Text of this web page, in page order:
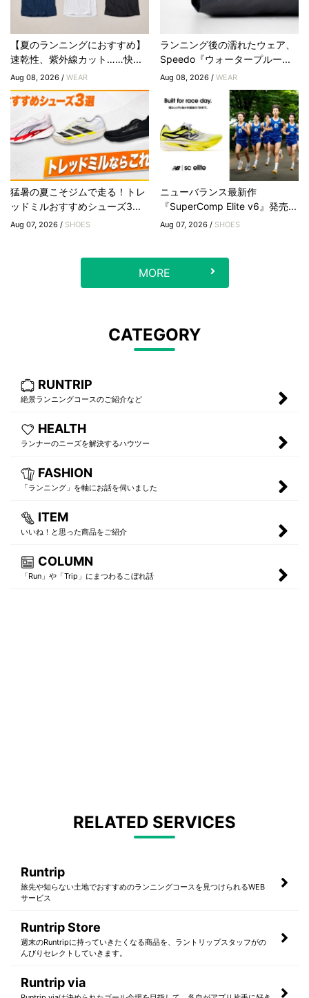
【夏のランニングにおすすめ】
速乾性、紫外線カット……快...
Aug 08, 2026 / WEAR
ランニング後の濡れたウェア、
Speedo『ウォータープルー...
Aug 08, 2026 /WEAR
猛暑の夏こそジムで走る！トレ
ッドミルおすすめシューズ3...
Aug 07, 2026 / SHOES
ニューバランス最新作
『SuperComp Elite v6』発売...
Aug 07, 2026 / SHOES
MORE
CATEGORY
RUNTRIP
絶景ランニングコースのご紹介など
HEALTH
ランナーのニーズを解決するハウツー
FASHION
「ランニング」を軸にお話を伺いました
ITEM
いいね！と思った商品をご紹介
COLUMN
「Run」や「Trip」にまつわるこぼれ話
RELATED SERVICES
Runtrip
旅先や知らない土地でおすすめのランニングコースを見つけられるWEB
サービス
Runtrip Store
週末のRuntripに持っていきたくなる商品を、ラントリップスタッフがの
んびりセレクトしていきます。
Runtrip via